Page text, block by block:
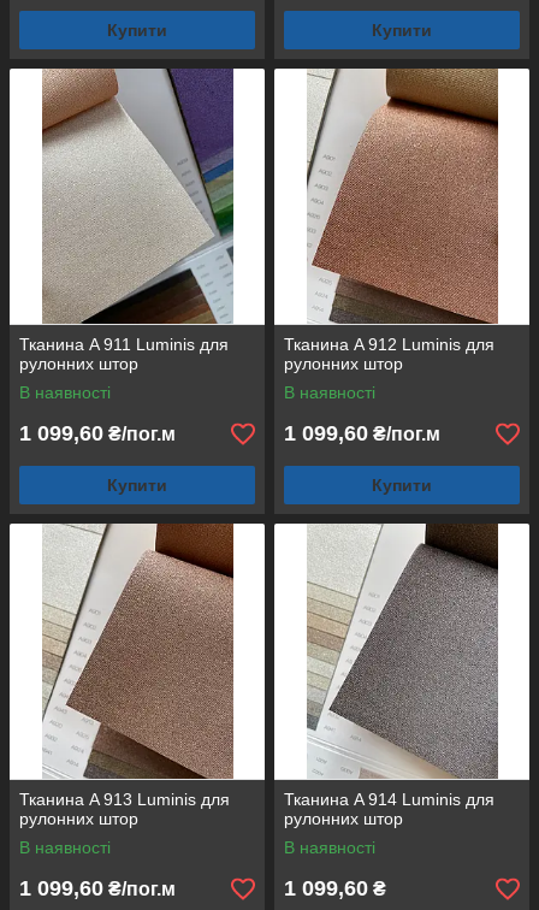
Купити Купити
Тканина A 911 Luminis для
рулонних штор
В наявності
1 099,60 ₴/пог.м
Купити
Тканина A 912 Luminis для
рулонних штор
В наявності
1 099,60 ₴/пог.м
Купити
Тканина A 913 Luminis для
рулонних штор
В наявності
1 099,60 ₴/пог.м
Тканина A 914 Luminis для
рулонних штор
В наявності
1 099,60 ₴